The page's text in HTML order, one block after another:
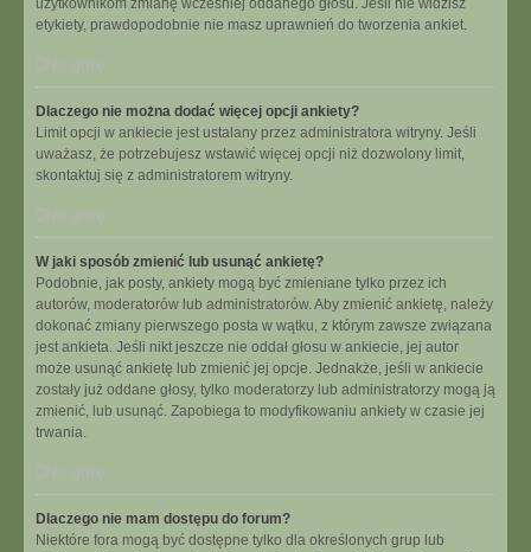
użytkownikom zmianę wcześniej oddanego głosu. Jeśli nie widzisz
etykiety, prawdopodobnie nie masz uprawnień do tworzenia ankiet.
Na górę
Dlaczego nie można dodać więcej opcji ankiety?
Limit opcji w ankiecie jest ustalany przez administratora witryny. Jeśli
uważasz, że potrzebujesz wstawić więcej opcji niż dozwolony limit,
skontaktuj się z administratorem witryny.
Na górę
W jaki sposób zmienić lub usunąć ankietę?
Podobnie, jak posty, ankiety mogą być zmieniane tylko przez ich
autorów, moderatorów lub administratorów. Aby zmienić ankietę, należy
dokonać zmiany pierwszego posta w wątku, z którym zawsze związana
jest ankieta. Jeśli nikt jeszcze nie oddał głosu w ankiecie, jej autor
może usunąć ankietę lub zmienić jej opcje. Jednakże, jeśli w ankiecie
zostały już oddane głosy, tylko moderatorzy lub administratorzy mogą ją
zmienić, lub usunąć. Zapobiega to modyfikowaniu ankiety w czasie jej
trwania.
Na górę
Dlaczego nie mam dostępu do forum?
Niektóre fora mogą być dostępne tylko dla określonych grup lub